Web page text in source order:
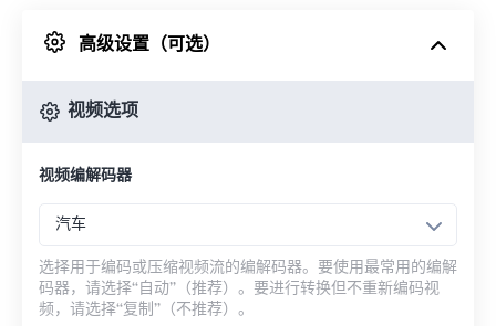
来自 Google Drive
高级设置（可选）
视频选项
视频编解码器
汽车
选择用于编码或压缩视频流的编解码器。要使用最常用的编解
码器，请选择“自动”（推荐）。要进行转换但不重新编码视
频，请选择“复制”（不推荐）。